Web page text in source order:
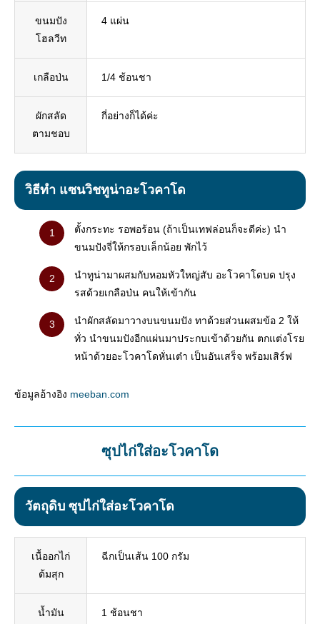
ขนมปัง
โฮลวีท
4 แผ่น
เกลือป่น 1/4 ช้อนชา
ผักสลัด
ตามชอบ
กี่อย่างก็ได้ค่ะ
วิธีทำ แซนวิชทูน่าอะโวคาโด
ตั้งกระทะ รอพอร้อน (ถ้าเป็นเทฟล่อนก็จะดีค่ะ) นำ
ขนมปังจี่ให้กรอบเล็กน้อย พักไว้
นำทูน่ามาผสมกับหอมหัวใหญ่สับ อะโวคาโดบด ปรุง
รสด้วยเกลือป่น คนให้เข้ากัน
นำผักสลัดมาวางบนขนมปัง ทาด้วยส่วนผสมข้อ 2 ให้
ทั่ว นำขนมปังอีกแผ่นมาประกบเข้าด้วยกัน ตกแต่งโรย
หน้าด้วยอะโวคาโดหั่นเต๋า เป็นอันเสร็จ พร้อมเสิร์ฟ
ข้อมูลอ้างอิง meeban.com
ซุปไก่ใส่อะโวคาโด
วัตถุดิบ ซุปไก่ใส่อะโวคาโด
เนื้ออกไก่
ต้มสุก
ฉีกเป็นเส้น 100 กรัม
น้ำมัน
1 ช้อนชา